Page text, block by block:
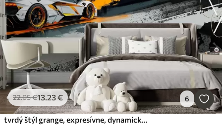
22.05€13.23€ 6
tvrdý štýl grange, expresívne, dynamické športové vozidlá